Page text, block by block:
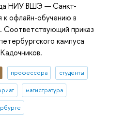
НИУ ВШЭ — Санкт-
к офлайн-обучению в
приказ
кампуса
профессора студенты
магистратура